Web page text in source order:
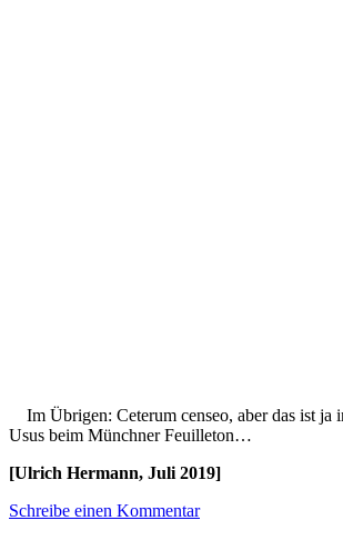
Im Übrigen: Ceterum censeo, aber das ist ja
Usus beim Münchner Feuilleton…
[Ulrich Hermann, Juli 2019]
Schreibe einen Kommentar